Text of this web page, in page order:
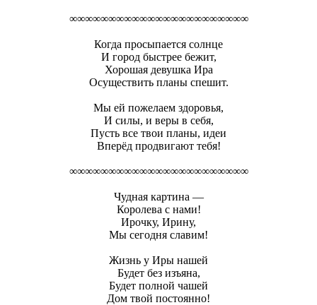
∞∞∞∞∞∞∞∞∞∞∞∞∞∞∞∞∞∞∞∞∞∞∞
Когда просыпается солнце
И город быстрее бежит,
Хорошая девушка Ира
Осуществить планы спешит.
Мы ей пожелаем здоровья,
И силы, и веры в себя,
Пусть все твои планы, идеи
Вперёд продвигают тебя!
∞∞∞∞∞∞∞∞∞∞∞∞∞∞∞∞∞∞∞∞∞∞∞
Чудная картина —
Королева с нами!
Ирочку, Ирину,
Мы сегодня славим!
Жизнь у Иры нашей
Будет без изъяна,
Будет полной чашей
Дом твой постоянно!